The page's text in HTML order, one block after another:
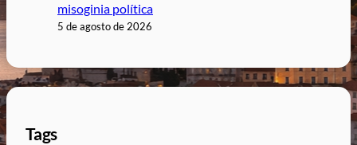
misoginia política
5 de agosto de 2026
Tags